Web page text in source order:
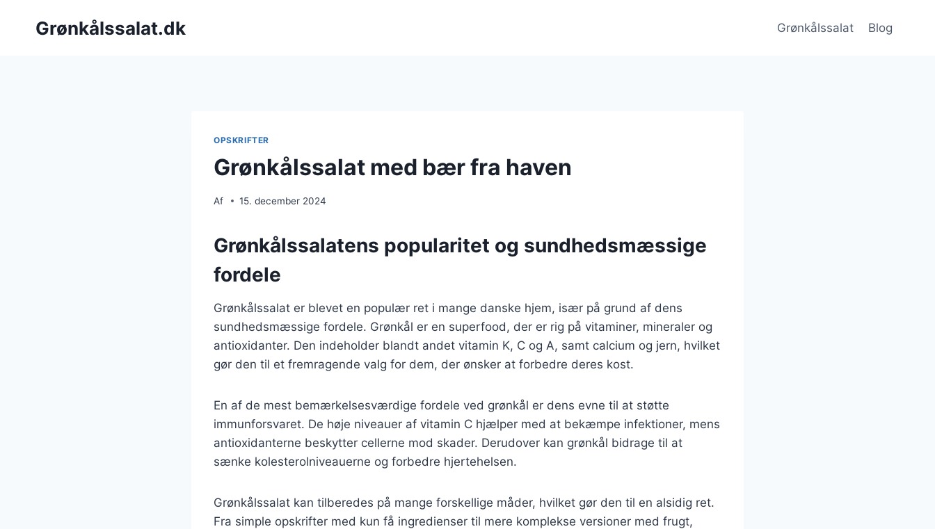
Grønkålssalat.dk Grønkålssalat Blog
OPSKRIFTER
Grønkålssalat med bær fra haven
Af 15. december 2024
Grønkålssalatens popularitet og sundhedsmæssige
fordele
Grønkålssalat er blevet en populær ret i mange danske hjem, især på grund af dens
sundhedsmæssige fordele. Grønkål er en superfood, der er rig på vitaminer, mineraler og
antioxidanter. Den indeholder blandt andet vitamin K, C og A, samt calcium og jern, hvilket
gør den til et fremragende valg for dem, der ønsker at forbedre deres kost.
En af de mest bemærkelsesværdige fordele ved grønkål er dens evne til at støtte
immunforsvaret. De høje niveauer af vitamin C hjælper med at bekæmpe infektioner, mens
antioxidanterne beskytter cellerne mod skader. Derudover kan grønkål bidrage til at
sænke kolesterolniveauerne og forbedre hjertehelsen.
Grønkålssalat kan tilberedes på mange forskellige måder, hvilket gør den til en alsidig ret.
Fra simple opskrifter med kun få ingredienser til mere komplekse versioner med frugt,